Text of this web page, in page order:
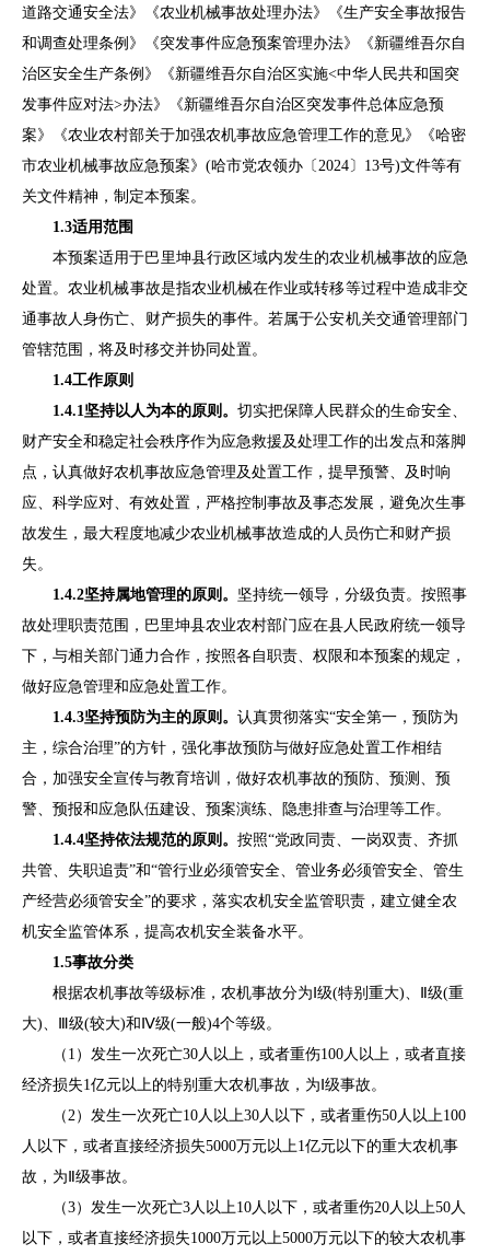
道路交通安全法》
《农业机械事故处理办法》《生产安全事故报告
和调查处理条例》《突发事件应急预案管理办法》《新疆维吾尔自
治区安全生产条例》《新疆维吾尔自治区实施<中华人民共和国突
发事件应对法>办法》《新疆维吾尔自治区突发事件总体应急预
案》《农业农村部关于加强农机事故应急管理工作的意见》
《哈密
市农业机械事故应急预案》 (哈市党农领办 〔 2024 〕 13号)文件等有
关文件精神 ，制定本预案。
1.3适用范围
本预案适用于巴里坤县行政 区域内发生的农业机械事故的应急
处置。农业机械事故是指农业机械在作业或转移等过程中造成非交
通事故人身伤亡、财产损失的事件。若属于公安机关交通管理部门
管辖范围，将及时移交并协同处置。
1.4工作原则
1.4.1坚持以人为本的原则。 切实把保障人民群众的生命安全、
财产安全和稳定社会秩序作为应急救援及处理工作的出发点和落脚
点，认真做好农机事故应急管理及处置工作，提早预警、及时响
应、科学应对、有效处置，严格控制 事故及事态发展，避免次生事
故发生，最大程度地减少农业机械事故造成的人员伤亡和财产损
失。
1.4.2坚持属地管理的原则。 坚持统一领导 ， 分级负责。按照事
故处理职责范围， 巴里坤县农业农村部门应在县人民政府统一领导
下，与相关部门通力合作，按照各自职责、权限和本预案的规定，
做好应急管理和应急处置工作。
1.4.3坚持预防为主的原则。 认真贯彻落实“安全第一，预防为
主，综合治理”的方针，强化事故预防与做好应急处置工作相结
合，加强安全宣传与教育培训，做好农机事故的预防、预测、预
警、预报和应急队伍建设、预案演练、隐患排查与治理等工作。
1.4.4坚持依法规范的原则 。 按照“党政同责、一岗双责、齐抓
共管、失职追责”和“管行业必须管安全、管业务必须管安全、管生
产经营必须管安全”的要求，落实农机安全监管职责，建立健全农
机安全监管体系，提高农机安全装备水平。
1.5事故分类
根据农机事故等级标准，农机事故分为 级(特别重大)、 级(重
大)、Ⅲ级(较大)和Ⅳ级(一般)4个等级。
（ 1 ）发生一次死亡30人以上，或者重伤100人以上，或者直接
经济损失1亿元以上的特别重大农机事故 ，为 级事故。
（2）发生一次死亡10人以上30人以下，或者重伤50人以上100
人以下，或者直接经济损失5000万元以上1亿元以下的重大农机事
故，为Ⅱ级事故。
（3）发生一次死亡3人以上10人以下，或者重伤20人以上50人
以下，或者直接经济损失1000万元以上5000万元以下的较大农机事